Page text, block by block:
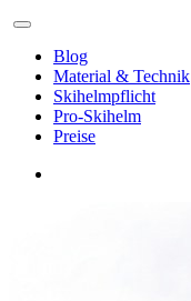
Blog
Material & Technik
Skihelmpflicht
Pro-Skihelm
Preise